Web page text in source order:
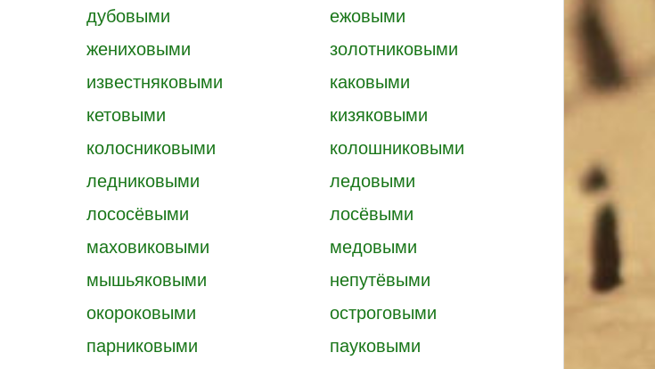
дубовыми
ежовыми
жениховыми
золотниковыми
известняковыми
каковыми
кетовыми
кизяковыми
колосниковыми
колошниковыми
ледниковыми
ледовыми
лососёвыми
лосёвыми
маховиковыми
медовыми
мышьяковыми
непутёвыми
окороковыми
остроговыми
парниковыми
пауковыми